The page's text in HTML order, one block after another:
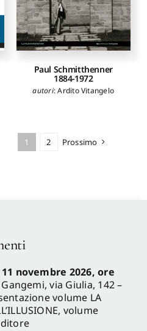
Paul Schmitthenner
1884-1972
autori:Ardito Vitangelo
1 2 Prossimo
novembre 2026, ore
via Giulia, 142 –
volume LA
volume